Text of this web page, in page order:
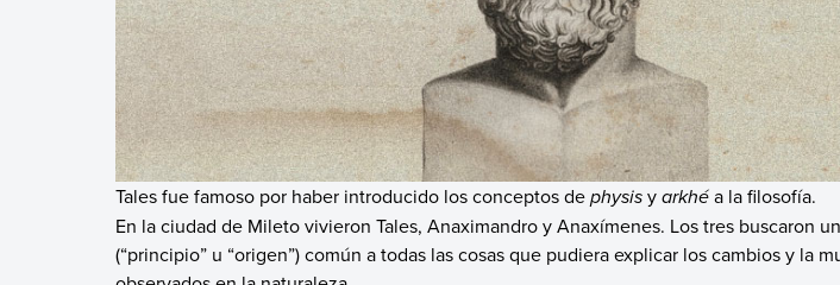
Tales fue famoso por haber introducido los conceptos dephysisyarkhéa la filosofía.
En la ciudad de Mileto vivieron Tales, Anaximandro y Anaxímenes. Los tres buscaron
(“principio” u “origen”) común a todas las cosas que pudiera explicar los cambios y la